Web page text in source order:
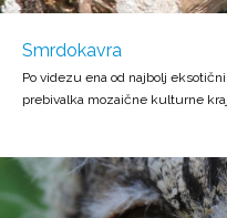
Smrdokavra
Po videzu ena od najbolj
prebivalka mozaične kulturne